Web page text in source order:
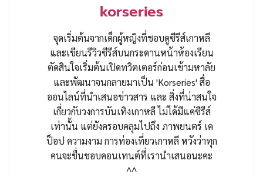
korseries
จุดเริ่มต้นจากเด็กผู้หญิงที่ชอบดูซีรีส์เกาหลี
และเขียนรีวิวซีรีส์บนกระดานหน้าห้องเรียน
ตัดสินใจเริ่มต้นเปิดทวิตเตอร์ก่อนเข้ามหาลัย
และพัฒนาจนกลายมาเป็น 'Korseries' สื่อ
ออนไลน์ที่นำเสนอข่าวสาร และ สิ่งที่น่าสนใจ
เกี่ยวกับวงการบันเทิงเกาหลี ไม่ได้มีแค่ซีรีส์
เท่านั้น แต่ยังครอบคลุมไปถึง ภาพยนตร์ เค
ป็อป ความงาม การท่องเที่ยวเกาหลี หวังว่าทุก
คนจะชื่นชอบคอนเทนต์ที่เรานำเสนอนะคะ
^^